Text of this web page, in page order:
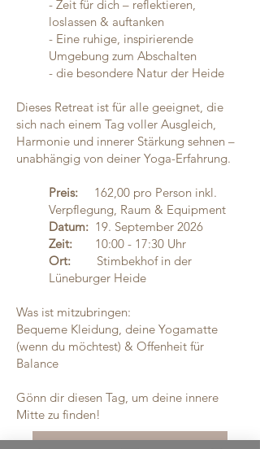
- Zeit für dich – reflektieren,
loslassen & auftanken
- Eine ruhige, inspirierende
Umgebung zum Abschalten
- die besondere Natur der Heide
Dieses Retreat ist für alle geeignet, die
sich nach einem Tag voller Ausgleich,
Harmonie und innerer Stärkung sehnen –
unabhängig von deiner Yoga-Erfahrung.
Preis: 162,00 pro Person inkl.
Verpflegung, Raum & Equipment
Datum: 19. September 2026
Zeit: 10:00 - 17:30 Uhr
Ort: Stimbekhof in der
Lüneburger Heide
Was ist mitzubringen:
Bequeme Kleidung, deine Yogamatte
(wenn du möchtest) & Offenheit für
Balance
Gönn dir diesen Tag, um deine innere
Mitte zu finden!